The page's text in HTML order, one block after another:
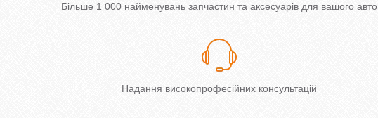
Більше 1 000 найменувань запчастин та аксесуарів для вашого авто
Надання високопрофесійних консультацій